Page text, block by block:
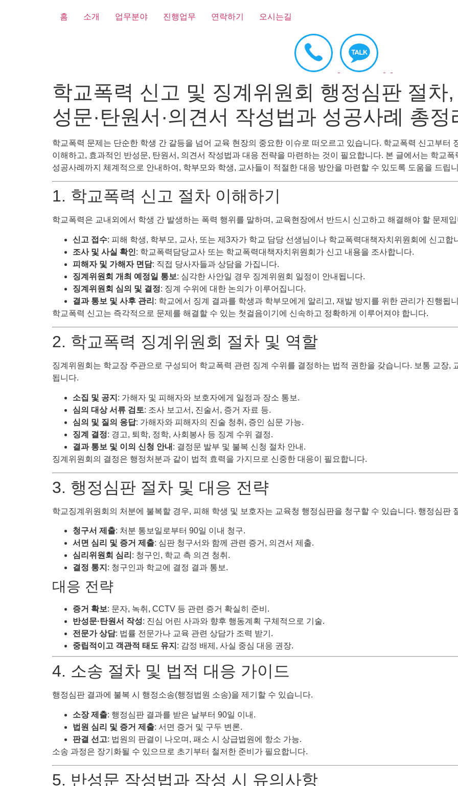
홈 소개 업무분야 진행업무 연락하기 오시는길
학교폭력 신고 및 징계위원회 행정심판 절차
성문·탄원서·의견서 작성법과 성공사례 총정
학교폭력 문제는 단순한 학생 간 갈등을 넘어 교육 현장의 중요한 이슈로 떠오르고 있습니다. 학교폭력 신고부터
이해하고, 효과적인 반성문, 탄원서, 의견서 작성법과 대응 전략을 마련하는 것이 필요합니다. 본 글에서는 학교
성공사례까지 체계적으로 안내하여, 학부모와 학생, 교사들이 적절한 대응 방안을 마련할 수 있도록 도움을 드립
1. 학교폭력 신고 절차 이해하기
학교폭력은 교내외에서 학생 간 발생하는 폭력 행위를 말하며, 교육현장에서 반드시 신고하고 해결해야 할 문제
신고 접수: 피해 학생, 학부모, 교사, 또는 제3자가 학교 담당 선생님이나 학교폭력대책자치위원회에 신고합
조사 및 사실 확인: 학교폭력담당교사 또는 학교폭력대책자치위원회가 신고 내용을 조사합니다.
피해자 및 가해자 면담: 직접 당사자들과 상담을 가집니다.
징계위원회 개최 예정일 통보: 심각한 사안일 경우 징계위원회 일정이 안내됩니다.
징계위원회 심의 및 결정: 징계 수위에 대한 논의가 이루어집니다.
결과 통보 및 사후 관리 : 학교에서 징계 결과를 학생과 학부모에게 알리고, 재발 방지를 위한 관리가 진행됩
학교폭력 신고는 즉각적으로 문제를 해결할 수 있는 첫걸음이기에 신속하고 정확하게 이루어져야 합니다.
2. 학교폭력 징계위원회 절차 및 역할
징계위원회는 학교장 주관으로 구성되어 학교폭력 관련 징계 수위를 결정하는 법적 권한을 갖습니다. 보통 교장,
됩니다.
소집 및 공지 : 가해자 및 피해자와 보호자에게 일정과 장소 통보.
심의 대상 서류 검토: 조사 보고서, 진술서, 증거 자료 등.
심의 및 질의 응답: 가해자와 피해자의 진술 청취, 증인 심문 가능.
징계 결정: 경고, 퇴학, 정학, 사회봉사 등 징계 수위 결정.
결과 통보 및 이의 신청 안내 : 결정문 발부 및 불복 신청 절차 안내.
징계위원회의 결정은 행정처분과 같이 법적 효력을 가지므로 신중한 대응이 필요합니다.
3. 행정심판 절차 및 대응 전략
학교징계위원회의 처분에 불복할 경우, 피해 학생 및 보호자는 교육청 행정심판을 청구할 수 있습니다. 행정심판
청구서 제출: 처분 통보일로부터 90일 이내 청구.
서면 심리 및 증거 제출: 심판 청구서와 함께 관련 증거, 의견서 제출.
심리위원회 심리 : 청구인, 학교 측 의견 청취.
결정 통지 : 청구인과 학교에 결정 결과 통보.
대응 전략
증거 확보: 문자, 녹취, CCTV 등 관련 증거 확실히 준비.
반성문·탄원서 작성: 진심 어린 사과와 향후 행동계획 구체적으로 기술.
전문가 상담: 법률 전문가나 교육 관련 상담가 조력 받기.
중립적이고 객관적 태도 유지 : 감정 배제, 사실 중심 대응 권장.
4. 소송 절차 및 법적 대응 가이드
행정심판 결과에 불복 시 행정소송(행정법원 소송)을 제기할 수 있습니다.
소장 제출: 행정심판 결과를 받은 날부터 90일 이내.
법원 심리 및 증거 제출: 서면 증거 및 구두 변론.
판결 선고: 법원의 판결이 나오며, 패소 시 상급법원에 항소 가능.
소송 과정은 장기화될 수 있으므로 초기부터 철저한 준비가 필요합니다.
5. 반성문 작성법과 작성 시 유의사항